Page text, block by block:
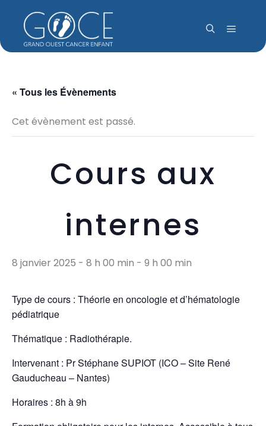
Menu
« Tous les Évènements
Cet évènement est passé.
Cours aux
internes
8 janvier 2025 - 8 h 00 min - 9 h 00 min
Type de cours : Théorie en oncologie et d’hématologie
pédiatrique
Thématique : Radiothérapie.
Intervenant : Pr Stéphane SUPIOT (ICO – Site René
Gauducheau – Nantes)
Horaires : 8h à 9h